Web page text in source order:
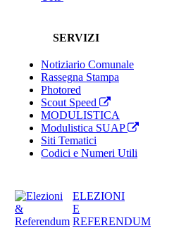
SERVIZI
Notiziario Comunale
Rassegna Stampa
Photored
Scout Speed
MODULISTICA
Modulistica SUAP
Siti Tematici
Codici e Numeri Utili
ELEZIONI
E
REFERENDUM